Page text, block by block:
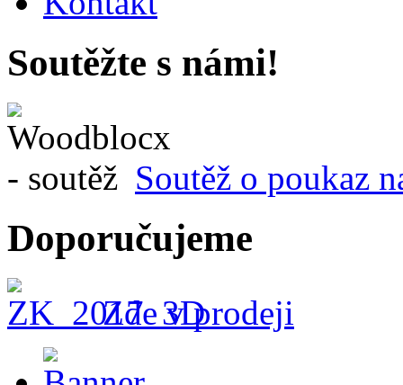
Soutěžte s námi!
Soutěž o poukaz
Doporučujeme
Zde v prodeji